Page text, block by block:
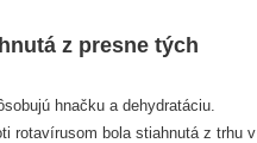
z presne tých
hnačku a dehydratáciu.
rotavírusom bola stiahnutá z trhu v